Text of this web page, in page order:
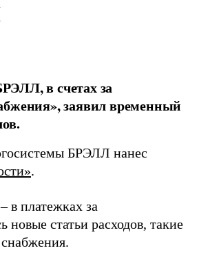
в счетах за
заявил временный
БРЭЛЛ нанес
.
в платежках за
статьи расходов, такие